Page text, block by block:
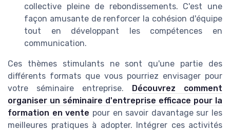
collective pleine de rebondissements. C'est une
façon amusante de renforcer la cohésion d'équipe
tout en développant les compétences en
communication.
Ces thèmes stimulants ne sont qu'une partie des
différents formats que vous pourriez envisager pour
votre séminaire entreprise.
Découvrez comment
organiser un séminaire d'entreprise efficace pour la
formation en vente pour en savoir davantage sur les
meilleures pratiques à adopter. Intégrer ces activités